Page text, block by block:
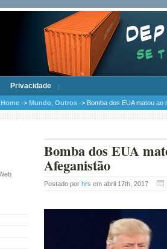
Privacidade
Home -> Mundo Outros -> Bomba dos EUA matou ao
Bomba dos EUA
Afeganistão
Postado por hrs em abril 17th, 2017